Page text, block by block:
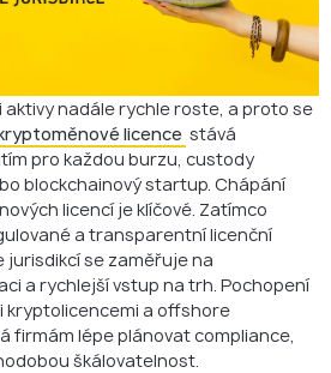
licencí po celém světě
aktivy nadále rychle roste, a proto se
licence stává
pro každou burzu, custody
blockchainový startup. Chápání
licencí je klíčové. Zatímco
a transparentní licenční
se zaměřuje na
a rychlejší vstup na trh. Pochopení
kryptolicencemi a offshore
firmám lépe plánovat compliance,
škálovatelnost.